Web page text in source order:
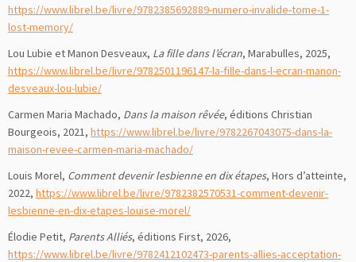
https://www.librel.be/livre/9782385692889-numero-invalide-tome-1-
lost-memory/
Lou Lubie et Manon Desveaux, La fille dans l’écran, Marabulles, 2025,
https://www.librel.be/livre/9782501196147-la-fille-dans-l-ecran-manon-
desveaux-lou-lubie/
Carmen Maria Machado, Dans la maison rêvée, éditions Christian
Bourgeois, 2021, https://www.librel.be/livre/9782267043075-dans-la-
maison-revee-carmen-maria-machado/
Louis Morel, Comment devenir lesbienne en dix étapes, Hors d’atteinte,
2022, https://www.librel.be/livre/9782382570531-comment-devenir-
lesbienne-en-dix-etapes-louise-morel/
Élodie Petit, Parents Alliés, éditions First, 2026,
https://www.librel.be/livre/9782412102473-parents-allies-acceptation-